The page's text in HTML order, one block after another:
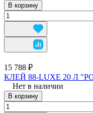
В корзину
15 788 ₽
КЛЕЙ 88-LUXE 20 Л
Нет в наличии
В корзину